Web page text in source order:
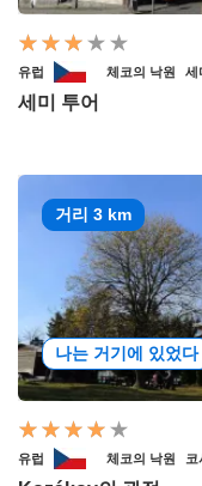
유럽 체코의 낙원 세
세미 투어
거리 3 km
나는 거기에 있었다
유럽 체코의 낙원 코